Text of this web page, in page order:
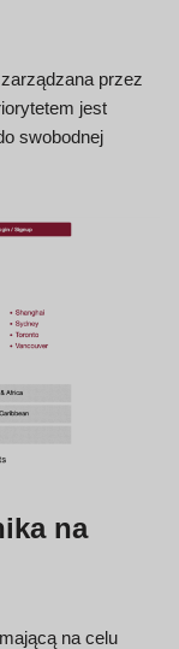
przez
jest
swobodnej
na
na celu